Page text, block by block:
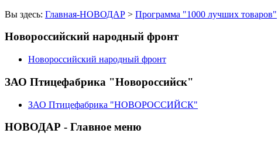
Вы здесь: Главная-НОВОДАР > Программа "1000 лучших товаров"
Новороссийский народный фронт
Новороссийский народный фронт
ЗАО Птицефабрика "Новороссийск"
ЗАО Птицефабрика "НОВОРОССИЙСК"
НОВОДАР - Главное меню